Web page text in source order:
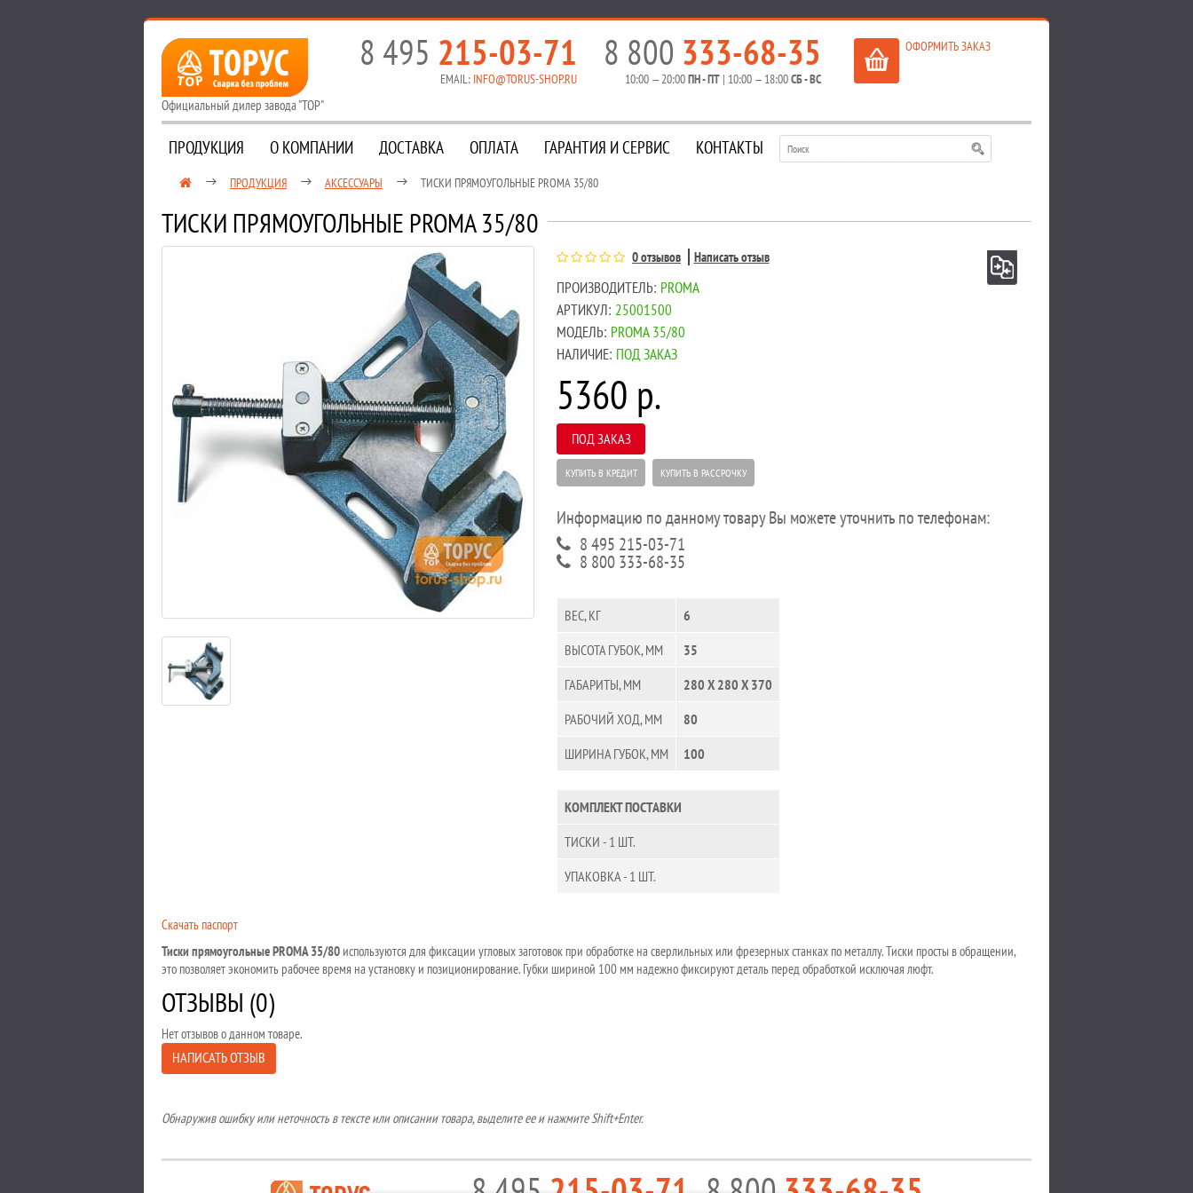
Официальный дилер завода "ТОР"
8 495 215-03-71
EMAIL: INFO@TORUS-SHOP.RU
8 800 333-68-35
10:00 — 20:00ПН - ПТ | 10:00 — 18:00СБ - ВС
ОФОРМИТЬ ЗАКАЗ
ПРОДУКЦИЯ О КОМПАНИИ ДОСТАВКА ОПЛАТА ГАРАНТИЯ И СЕРВИС КОНТАКТЫ
ПРОДУКЦИЯ АКСЕССУАРЫ ТИСКИ ПРЯМОУГОЛЬНЫЕ PROMA 35/80
ТИСКИ ПРЯМОУГОЛЬНЫЕ PROMA 35/80
0 отзывов Написать отзыв
ПРОИЗВОДИТЕЛЬ: PROMA
АРТИКУЛ: 25001500
МОДЕЛЬ: PROMA 35/80
НАЛИЧИЕ: ПОД ЗАКАЗ
5360 р.
ПОД ЗАКАЗ
КУПИТЬ В КРЕДИТ КУПИТЬ В РАССРОЧКУ
Информацию по данному товару Вы можете уточнить по телефонам:
8 495 215-03-71
8 800 333-68-35
ВЕС, КГ
6
ВЫСОТА ГУБОК, ММ
35
ГАБАРИТЫ, ММ
280 X 280 X 370
РАБОЧИЙ ХОД, ММ
80
ШИРИНА ГУБОК, ММ
100
КОМПЛЕКТ ПОСТАВКИ
ТИСКИ - 1 ШТ.
УПАКОВКА - 1 ШТ.
Cкачать паспорт
Тиски прямоугольные PROMA 35/80 используются для фиксации угловых заготовок при обработке на сверлильных или фрезерных станках по металлу. Тиски просты в обращении,
это позволяет экономить рабочее время на установку и позиционирование. Губки шириной 100 мм надежно фиксируют деталь перед обработкой исключая люфт.
ОТЗЫВЫ (0)
Нет отзывов о данном товаре.
НАПИСАТЬ ОТЗЫВ
Обнаружив ошибку или неточность в тексте или описании товара, выделите ее и нажмите Shift+Enter.